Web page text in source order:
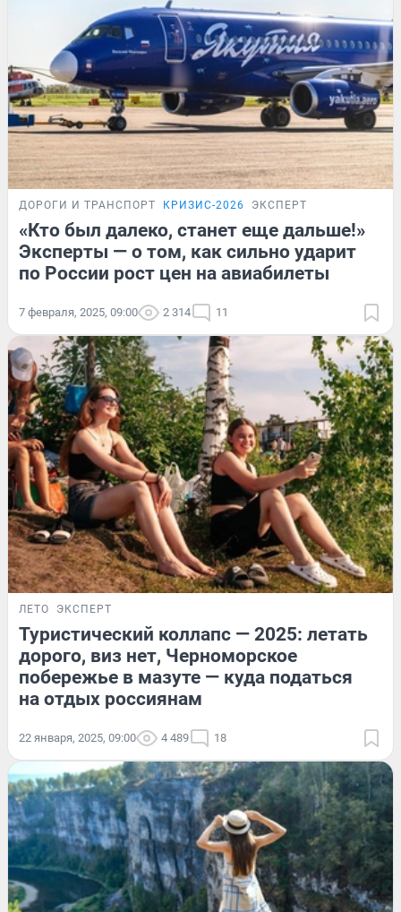
ДОРОГИ И ТРАНСПОРТ КРИЗИС-2026 ЭКСПЕРТ
«Кто был далеко, станет еще дальше!»
Эксперты — о том, как сильно ударит
по России рост цен на авиабилеты
7 февраля, 2025, 09:00 2 314 11
ЛЕТО ЭКСПЕРТ
Туристический коллапс — 2025: летать
дорого, виз нет, Черноморское
побережье в мазуте — куда податься
на отдых россиянам
22 января, 2025, 09:00 4 489 18